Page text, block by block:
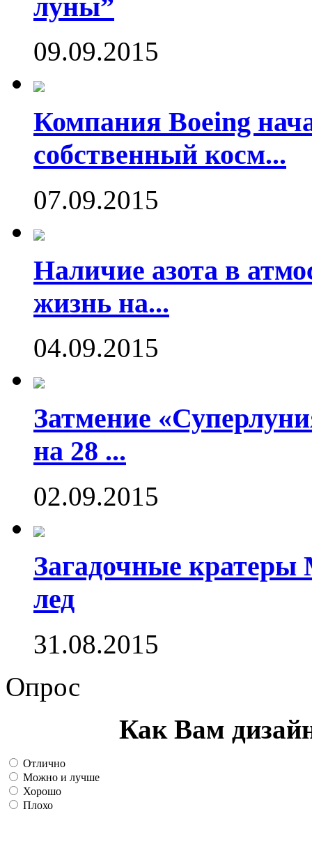
луны”
09.09.2015
Компания Boeing
собственный косм...
07.09.2015
Наличие азота в
жизнь на...
04.09.2015
Затмение
на 28 ...
02.09.2015
Загадочные
лед
31.08.2015
Опрос
Как Вам
Отлично
Можно и лучше
Хорошо
Плохо